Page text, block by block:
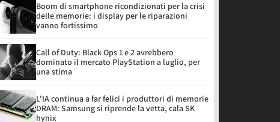
Boom di smartphone ricondizionati per la crisi
delle memorie: i display per le riparazioni
vanno fortissimo
Call of Duty: Black Ops 1 e 2 avrebbero
dominato il mercato PlayStation a luglio, per
una stima
L'IA continua a far felici i produttori di memorie
DRAM: Samsung si riprende la vetta, cala SK
hynix